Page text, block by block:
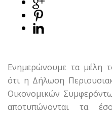
Ενημερώνουμε τα μέλη
ότι η Δήλωση
Οικονομικών
αποτυπώνονται τα